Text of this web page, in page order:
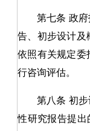
第七条 政
告、初步设计及
依照有关规定委
行咨询评估。
第八条 初
性研究报告提出